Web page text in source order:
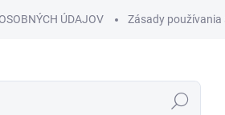
ÚDAJOV Zásady používania
Hľadať